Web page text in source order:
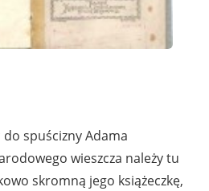
spuścizny Adama
wieszcza należy tu
skromną jego książeczkę,